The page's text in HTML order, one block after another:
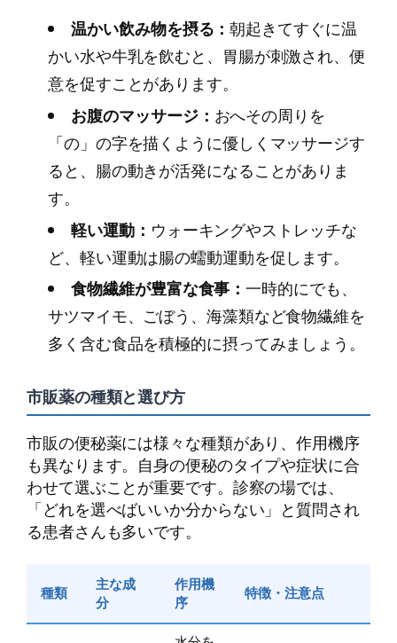
温かい飲み物を摂る：朝起きてすぐに温
かい水や牛乳を飲むと、胃腸が刺激され、便
意を促すことがあります。
お腹のマッサージ： おへその周りを
「の」の字を描くように優しくマッサージす
ると、腸の動きが活発になることがありま
す。
軽い運動： ウォーキングやストレッチな
ど、軽い運動は腸の蠕動運動を促します。
食物繊維が豊富な食事：一時的にでも、
サツマイモ、ごぼう、海藻類など食物繊維を
多く含む食品を積極的に摂ってみましょう。
市販薬の種類と選び方
市販の便秘薬には様々な種類があり、作用機序
も異なります。自身の便秘のタイプや症状に合
わせて選ぶことが重要です。診察の場では、
「どれを選べばいいか分からない」と質問され
る患者さんも多いです。
種類
主な成
分
作用機
序
特徴・注意点